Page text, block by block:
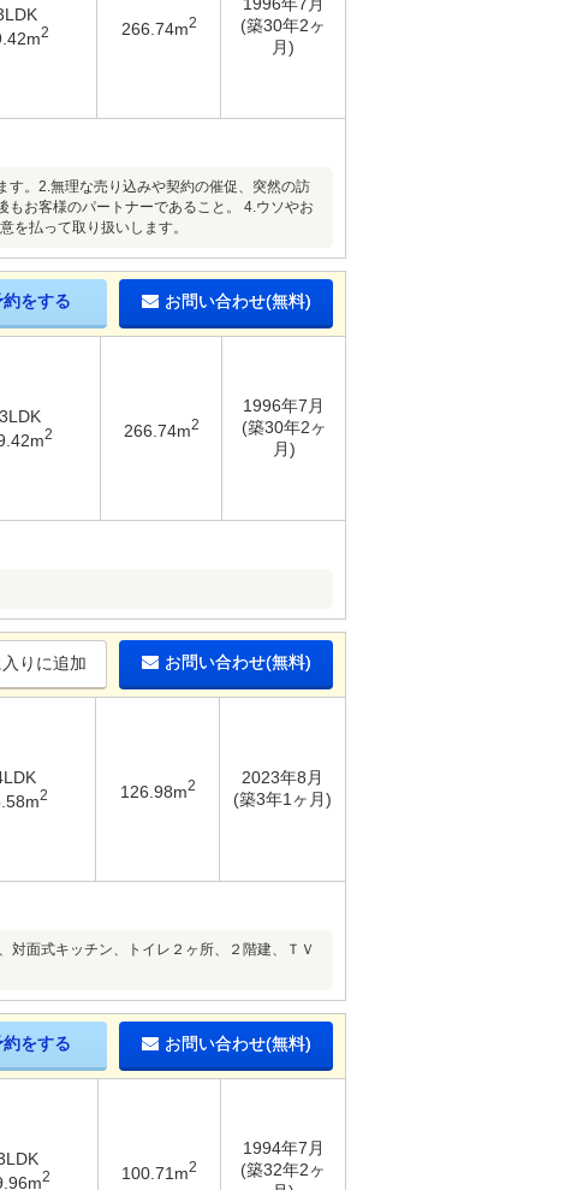
2 266.74m2
(築30年2ヶ
月)
す。2.無理な売り込みや契約の催促、突然の訪
お客様のパートナーであること。 4.ウソやお
を払って取り扱いします。
約をする お問い合わせ(無料)
3LDK
2 266.74m2
1996年7月
(築30年2ヶ
月)
りに追加 お問い合わせ(無料)
2 126.98m2
2023年8月
(築3年1ヶ月)
面式キッチン、トイレ２ヶ所、２階建、ＴＶ
約をする お問い合わせ(無料)
2 100.71m2
1994年7月
(築32年2ヶ